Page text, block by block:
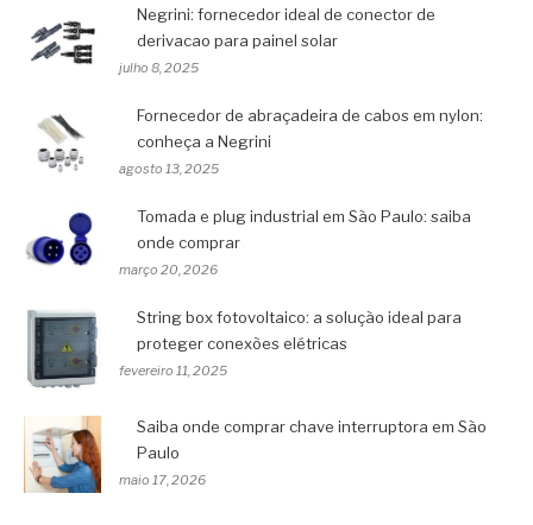
Negrini: fornecedor ideal de conector de
derivacao para painel solar
julho 8, 2025
Fornecedor de abraçadeira de cabos em nylon:
conheça a Negrini
agosto 13, 2025
Tomada e plug industrial em São Paulo: saiba
onde comprar
março 20, 2026
String box fotovoltaico: a solução ideal para
proteger conexões elétricas
fevereiro 11, 2025
Saiba onde comprar chave interruptora em São
Paulo
maio 17, 2026